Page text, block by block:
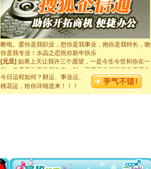
都要快乐噢!
[圣诞节]奉上一颗祝福的心,在这个特别的日子里,愿幸福,
如意,快乐,鲜花,一切美好的祝愿与你同在.圣诞快乐!
[元旦]看到你我会触电；看不到你我要充电；没有你我会
断电。爱你是我职业，想你是我事业，抱你是我特长，吻
你是我专业！水晶之恋祝你新年快乐
[元旦]如果上天让我许三个愿望，一是今生今世和你在一
起；二是再生再世和你在一起；三是三生三世和你不再分
离。水晶之恋祝你新年快乐
[元旦]当我狠下心扭头离去那一刻，你在我身后无助地哭
泣，这痛楚让我明白我多么爱你。我转身抱住你：这猪不
[圣诞节]圣诞节到了，想想没什么送给你的，又不打算给
你太多，只有给你五千万：千万快乐！千万要健康！千万
今日运程如何？财运、事业运、
桃花运，给你详细道来！！！